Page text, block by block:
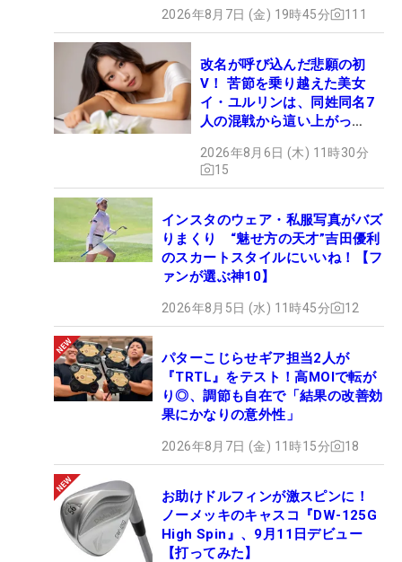
2026年8月7日 (金) 19時45分 111
改名が呼び込んだ悲願の初
V！ 苦節を乗り越えた美女
イ・ユルリンは、同姓同名7
人の混戦から這い上がっ
2026年8月6日 (木) 11時30分
15
インスタのウェア・私服写真がバズ
りまくり “魅せ方の天才”吉田優利
のスカートスタイルにいいね！【フ
ァンが選ぶ神10】
2026年8月5日 (水) 11時45分 12
パターこじらせギア担当2人が
『TRTL』をテスト！高MOIで転が
り◎、調節も自在で「結果の改善効
果にかなりの意外性」
2026年8月7日 (金) 11時15分 18
お助けドルフィンが激スピンに！
ノーメッキのキャスコ『DW-125G
High Spin』、9月11日デビュー
【打ってみた】